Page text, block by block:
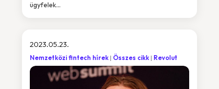
ügyfelek...
2023.05.23.
Nemzetközi fintech hírek Összes cikk Revolut